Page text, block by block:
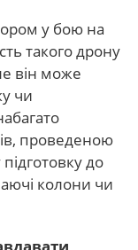
у бою на
такого дрону
він може
чи
проведеною
до
колони чи